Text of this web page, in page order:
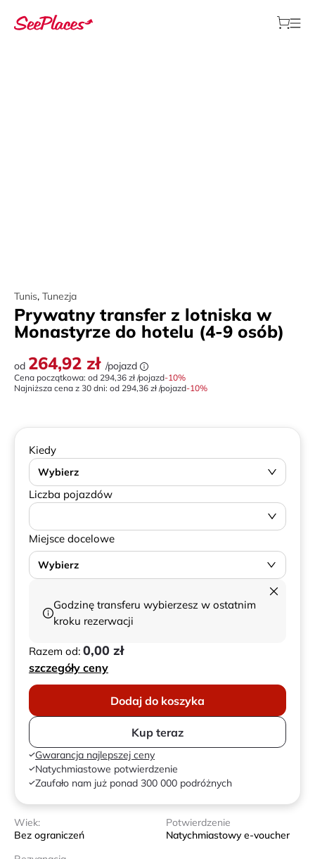
Tunis, Tunezja
Prywatny transfer z lotniska w
Monastyrze do hotelu (4-9 osób)
od 264,92 zł /pojazd
Cena początkowa: od 294,36 zł /pojazd-10%
Najniższa cena z 30 dni: od 294,36 zł /pojazd-10%
Kiedy
Wybierz
Liczba pojazdów
Miejsce docelowe
Wybierz
Godzinę transferu wybierzesz w ostatnim
kroku rezerwacji
Razem od: 0,00 zł
szczegóły ceny
Dodaj do koszyka
Kup teraz
Gwarancja najlepszej ceny
Natychmiastowe potwierdzenie
Zaufało nam już ponad 300 000 podróżnych
Wiek:
Bez ograniczeń
Potwierdzenie
Natychmiastowy e-voucher